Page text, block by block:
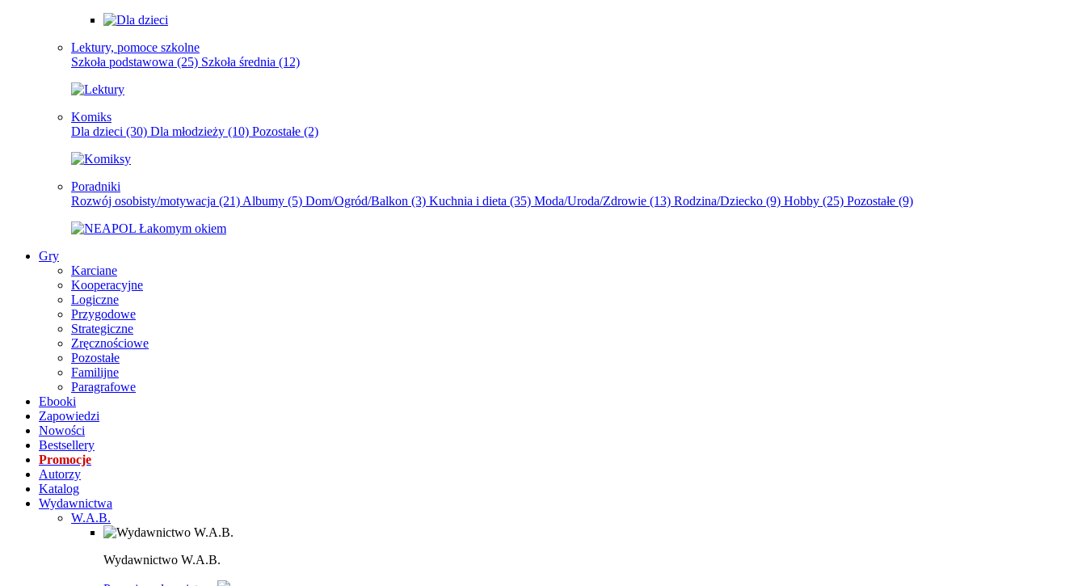
Lektury, pomoce szkolne
Szkoła podstawowa (25) Szkoła średnia (12)
Komiks
Dla dzieci (30) Dla młodzieży (10) Pozostałe (2)
Poradniki
Rozwój osobisty/motywacja (21) Albumy (5) Dom/Ogród/Balkon (3) Kuchnia i dieta (35) Moda/Uroda/Zdrowie (13) Rodzina/Dziecko (9) Hobby (25) Pozostałe (9)
Gry
Karciane
Kooperacyjne
Logiczne
Przygodowe
Strategiczne
Zręcznościowe
Pozostałe
Familijne
Paragrafowe
Ebooki
Zapowiedzi
Nowości
Bestsellery
Promocje
Autorzy
Katalog
Wydawnictwa
W.A.B.
Wydawnictwo W.A.B.